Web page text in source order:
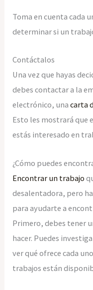
Toma en cuenta cada
determinar si un
Contáctalos
Una vez que hayas
debes contactar a la
electrónico, unacarta
Esto les mostrará que
estás interesado en
¿Cómo puedes
Encontrar un trabajo
desalentadora, pero
para ayudarte a
Primero, debes tener
hacer. Puedes
ver qué ofrece cada
trabajos están